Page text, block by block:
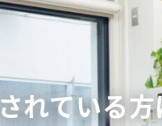
れている